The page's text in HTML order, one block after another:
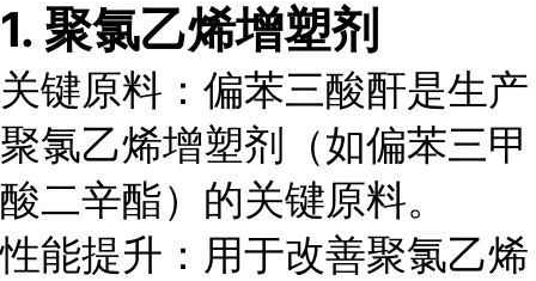
1. 聚氯乙烯增塑剂
关键原料 ：偏苯三酸酐是生产
聚氯乙烯增塑剂（如偏苯三甲
酸二辛酯）的关键原料。
性能提升 ：用于改善聚氯乙烯